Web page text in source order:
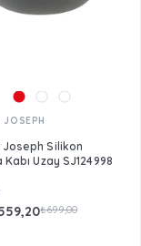
JOSEPH
Silikon
Kabı Uzay SJ124998
₺699,00